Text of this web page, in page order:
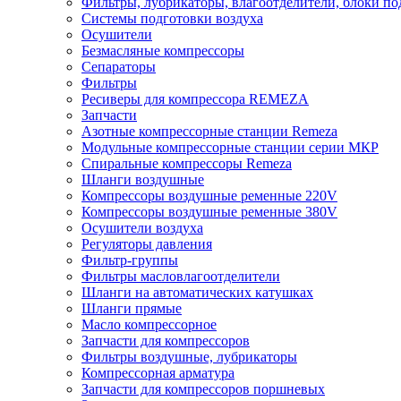
Системы подготовки воздуха
Осушители
Безмасляные компрессоры
Сепараторы
Фильтры
Ресиверы для компрессора REMEZA
Запчасти
Азотные компрессорные станции Remeza
Модульные компрессорные станции серии МКР
Спиральные компрессоры Remeza
Шланги воздушные
Компрессоры воздушные ременные 220V
Компрессоры воздушные ременные 380V
Осушители воздуха
Регуляторы давления
Фильтр-группы
Фильтры масловлагоотделители
Шланги на автоматических катушках
Шланги прямые
Масло компрессорное
Запчасти для компрессоров
Фильтры воздушные, лубрикаторы
Компрессорная арматура
Запчасти для компрессоров поршневых